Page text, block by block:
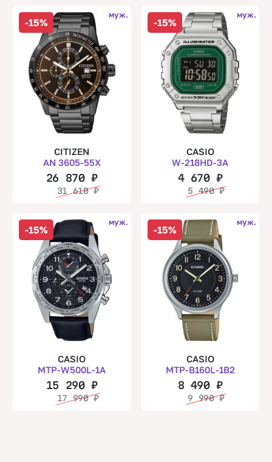
-15%
муж.
CITIZEN
AN 3605-55X
26 870₽
31 610₽
-15%
муж.
CASIO
W-218HD-3A
4 670₽
5 490₽
-15%
муж.
CASIO
MTP-W500L-1A
15 290₽
17 990₽
-15%
муж.
CASIO
MTP-B160L-1B2
8 490₽
9 990₽